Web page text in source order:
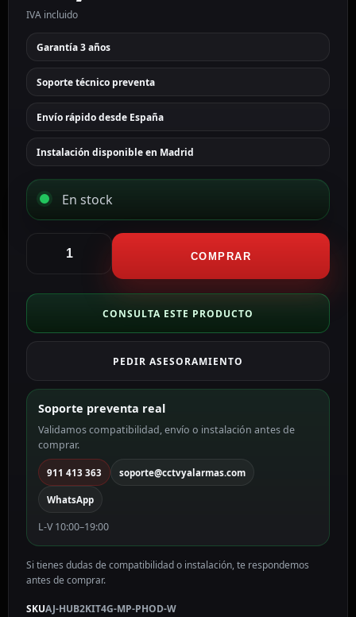
IVA incluido
Garantía 3 años
Soporte técnico preventa
Envío rápido desde España
Instalación disponible en Madrid
En stock
alarma
Certificado
Grado
color
blanco
AJ-
HUB2KIT4G-
MP-
PHOD-
cantidad
COMPRAR
CONSULTA ESTE PRODUCTO
PEDIR ASESORAMIENTO
Soporte preventa real
Validamos compatibilidad, envío o instalación antes de
comprar.
911 413 363 soporte@cctvyalarmas.com
WhatsApp
L-V 10:00–19:00
Si tienes dudas de compatibilidad o instalación, te respondemos
antes de comprar.
SKUAJ-HUB2KIT4G-MP-PHOD-W